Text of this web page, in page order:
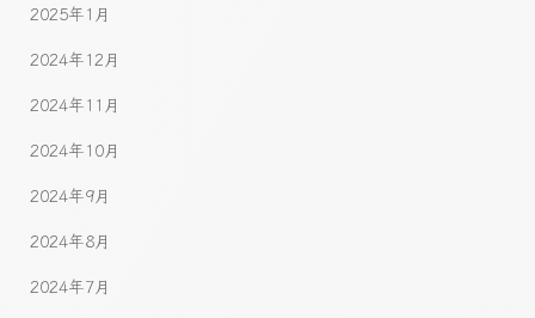
2025年1月
2024年12月
2024年11月
2024年10月
2024年9月
2024年8月
2024年7月